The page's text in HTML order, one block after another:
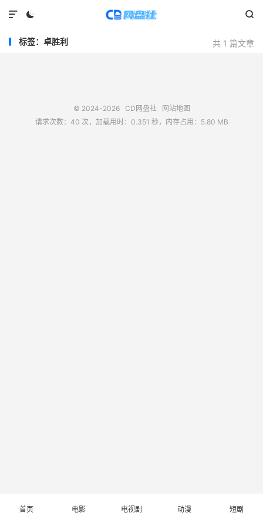
 

共 1 篇文章
标签：卓胜利
© 2024-2026 CD网盘社
网站地图
请求次数：40 次，加载用时：0.351 秒，内存占用：5.80 MB
首页 电影 电视剧 动漫 短剧